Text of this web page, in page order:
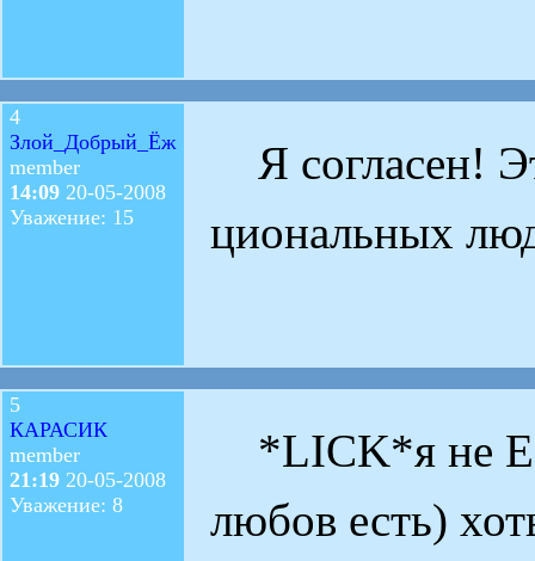
4
Злой_Добрый_Ёж
member
14:09 20-05-2008
Уважение: 15
Я согласен!
циональных
5
КАРАСИК
member
21:19 20-05-2008
Уважение: 8
*LICK*я не
любов есть)